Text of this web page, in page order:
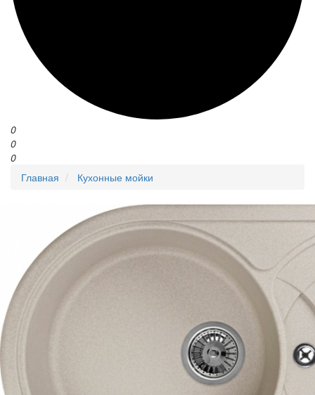
0
0
0
Главная
Кухонные мойки